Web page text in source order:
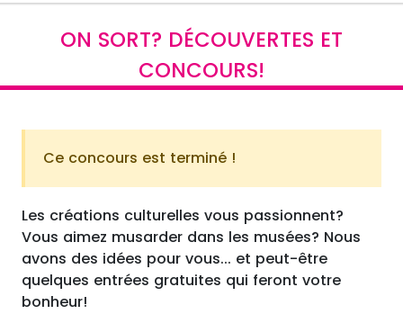
ON SORT? DÉCOUVERTES ET
CONCOURS!
Ce concours est terminé !
Les créations culturelles vous passionnent?
Vous aimez musarder dans les musées? Nous
avons des idées pour vous... et peut-être
quelques entrées gratuites qui feront votre
bonheur!